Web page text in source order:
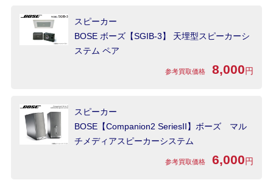
スピーカー
BOSE ボーズ【SGIB-3】 天埋型スピーカーシ
ステム ペア
参考買取価格 8,000円
スピーカー
BOSE【Companion2 SeriesII】ボーズ マル
チメディアスピーカーシステム
参考買取価格 6,000円